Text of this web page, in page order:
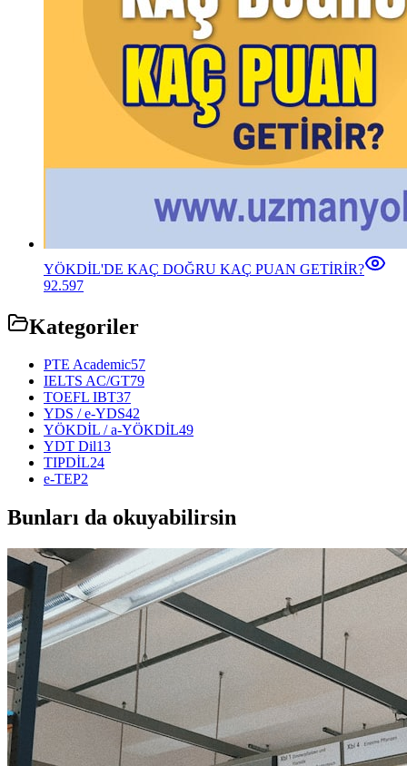
YÖKDİL'DE KAÇ DOĞRU KAÇ PUAN GETİRİR?
92.597
Kategoriler
PTE Academic57
IELTS AC/GT79
TOEFL IBT37
YDS / e-YDS42
YÖKDİL / a-YÖKDİL49
YDT Dil13
TIPDİL24
e-TEP2
Bunları da okuyabilirsin